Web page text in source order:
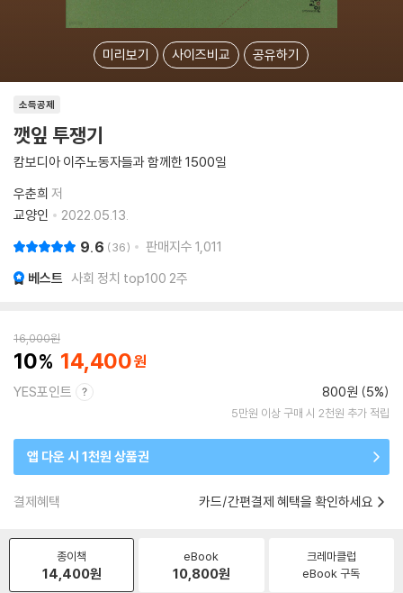
미리보기 사이즈비교 공유하기
소득공제
깻잎 투쟁기
캄보디아 이주노동자들과 함께한 1500일
우춘희 저
교양인
2022.05.13.
9.6 36 판매지수 1,011
베스트 사회 정치 top100 2주
16,000원
10 14,400
YES포인트 800원 (5%)
5만원 이상 구매 시 2천원 추가 적립
앱 다운 시 1천원 상품권
결제혜택 카드/간편결제 혜택을 확인하세요
종이책
14,400원
eBook
10,800원
크레마클럽
eBook 구독